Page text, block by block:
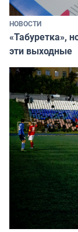
НОВОСТИ
«Табуретка»,
эти выходные